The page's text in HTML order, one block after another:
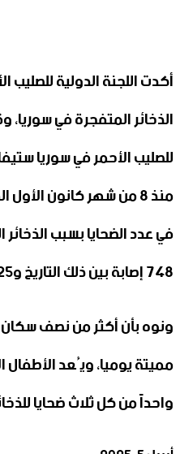
أكدت اللجنة الدولية
الذخائر المتفجرة في سوريا،
للصليب الأحمر في سوريا
منذ 8 من شهر ‏كانون
في عدد الضحايا بسبب
748 إصابة بين ذلك التاريخ و‏25 من آذار الماضي.
ونوه بأن أكثر من نصف
مميتة ‏يوميا، ويُعد الأطفال
واحداً من كل ثلاث ‏ضحايا